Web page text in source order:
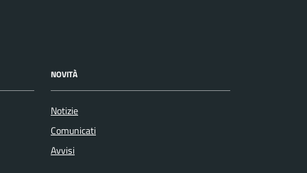
NOVITÀ
Notizie
Comunicati
Avvisi